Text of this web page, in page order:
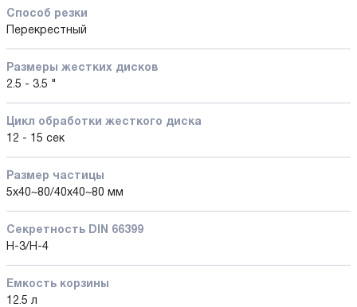
Способ резки
Перекрестный
Размеры жестких дисков
2.5 - 3.5 "
Цикл обработки жесткого диска
12 - 15 сек
Размер частицы
5x40~80/40x40~80 мм
Секретность DIN 66399
H-3/H-4
Емкость корзины
12.5 л